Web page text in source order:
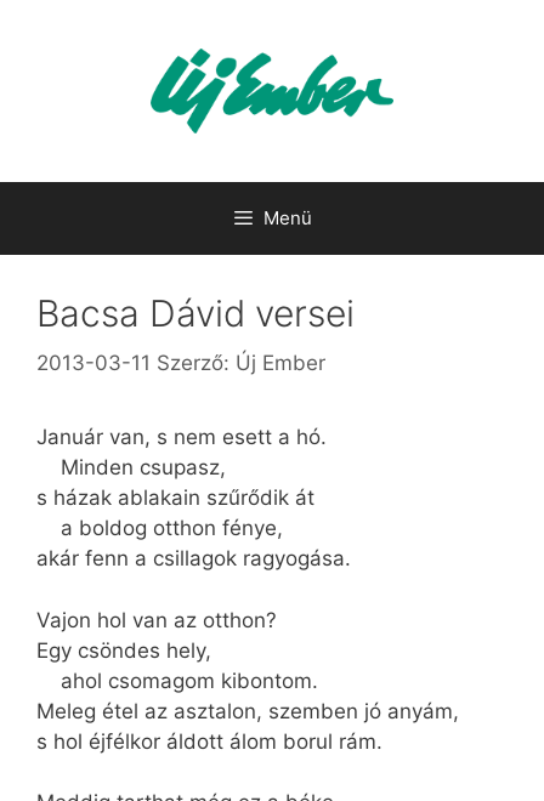
Menü
Bacsa Dávid versei
2013-03-11 Szerző: Új Ember
Január van, s nem esett a hó.
Minden csupasz,
s házak ablakain szűrődik át
a boldog otthon fénye,
akár fenn a csillagok ragyogása.
Vajon hol van az otthon?
Egy csöndes hely,
ahol csomagom kibontom.
Meleg étel az asztalon, szemben jó anyám,
s hol éjfélkor áldott álom borul rám.